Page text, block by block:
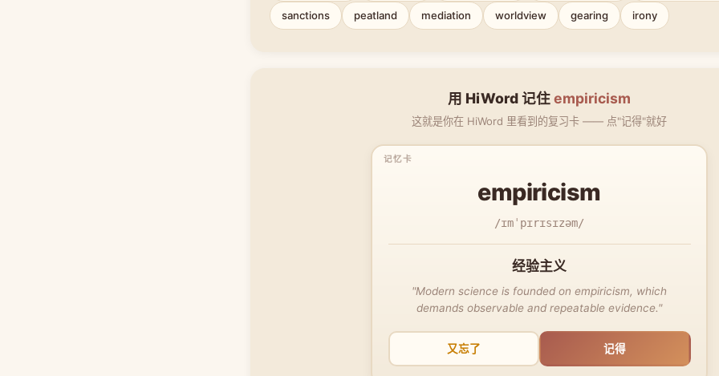
sanctions peatland mediation worldview gearing irony
用 HiWord 记住empiricism
这就是你在 HiWord 里看到的复习卡 —— 点"记得"就好
empiricism
/ɪmˈpɪrɪsɪzəm/
经验主义
"Modern science is founded on empiricism, which
demands observable and repeatable evidence."
又忘了 记得